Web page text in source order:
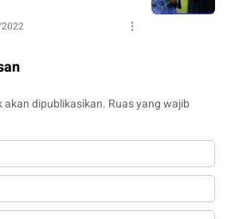
akan dipublikasikan. Ruas yang wajib